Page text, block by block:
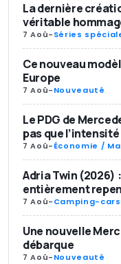
La dernière
véritable
7 Aoû-Séries
Ce nouveau
Europe
7 Aoû-Nouveauté
Le PDG de
pas que
7 Aoû-Économie /
Adria Twin (2026)
entièrement
7 Aoû-Camping-
Une nouvelle
débarque
7 Aoû-Nouveauté